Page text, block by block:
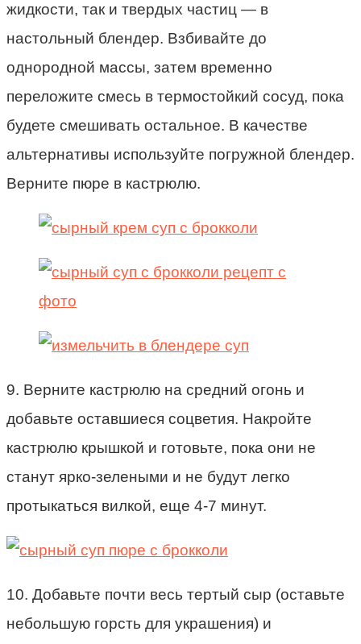
жидкости, так и твердых частиц — в
настольный блендер. Взбивайте до
однородной массы, затем временно
переложите смесь в термостойкий сосуд, пока
будете смешивать остальное. В качестве
альтернативы используйте погружной блендер.
Верните пюре в кастрюлю.
9. Верните кастрюлю на средний огонь и
добавьте оставшиеся соцветия. Накройте
кастрюлю крышкой и готовьте, пока они не
станут ярко-зелеными и не будут легко
протыкаться вилкой, еще 4-7 минут.
10. Добавьте почти весь тертый сыр (оставьте
небольшую горсть для украшения) и